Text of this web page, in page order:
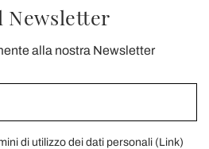
Newsletter
alla nostra Newsletter
di utilizzo dei dati personali (Link)